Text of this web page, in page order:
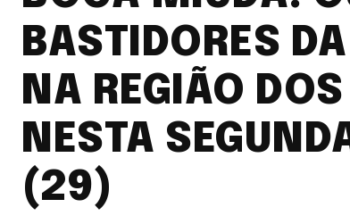
BASTIDORES
NA REGIÃO
NESTA
(29)